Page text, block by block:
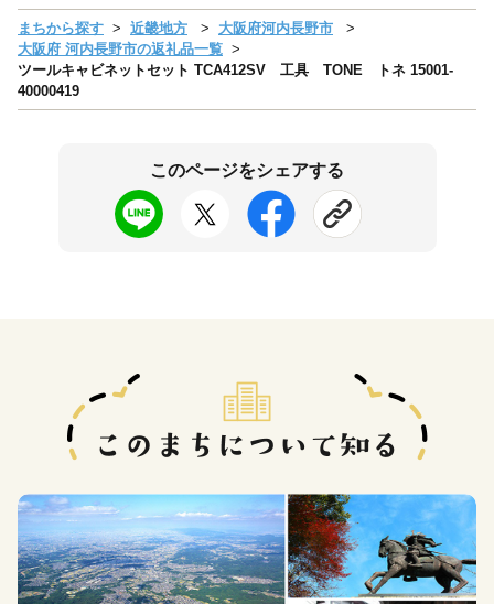
まちから探す 近畿地方
大阪府河内長野市
大阪府 河内長野市の返礼品一覧
ツールキャビネットセット TCA412SV 工具 TONE トネ 15001-
40000419
このページをシェアする